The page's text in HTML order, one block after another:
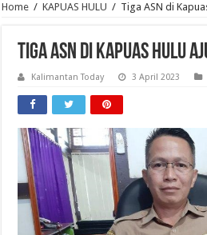
Home / KAPUAS HULU / Tiga ASN di
Tiga ASN di Kapuas Hulu
Kalimantan Today 3 April 2023